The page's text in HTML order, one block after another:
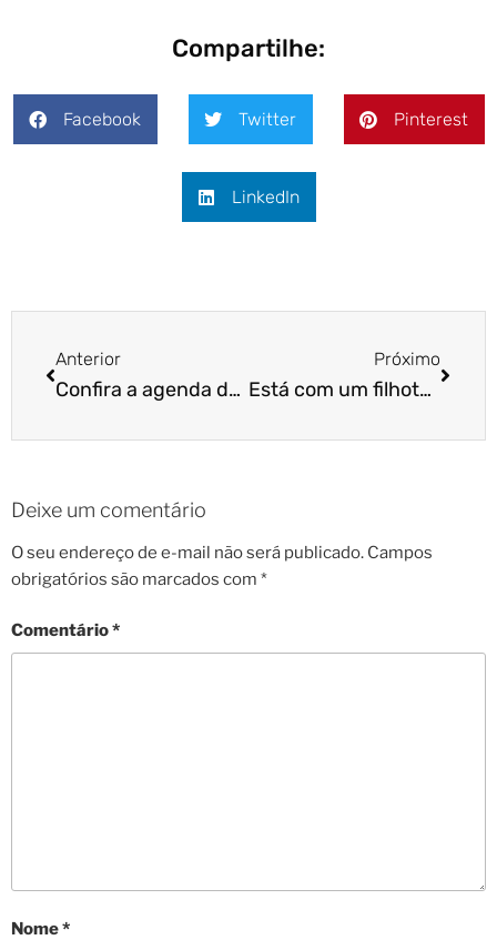
Compartilhe:
Facebook Twitter Pinterest
LinkedIn
Anterior
Confira a agenda de julho da Cão Cidadão!
Próximo
Está com um filhote em casa? Confira as dicas!
Deixe um comentário
O seu endereço de e-mail não será publicado. Campos
obrigatórios são marcados com *
Comentário*
Nome*